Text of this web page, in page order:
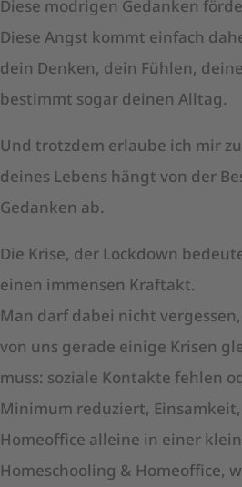
Diese modrigen Gedanken
Diese Angst kommt einfach
dein Denken, dein Fühlen,
bestimmt sogar deinen Alltag.
Und trotzdem erlaube ich mir
deines Lebens hängt von der
Gedanken ab.
Die Krise, der Lockdown
einen immensen Kraftakt.
Man darf dabei nicht
von uns gerade einige Krisen
muss: soziale Kontakte fehlen
Minimum reduziert,
Homeoffice alleine in einer
Homeschooling & Homeoffice,